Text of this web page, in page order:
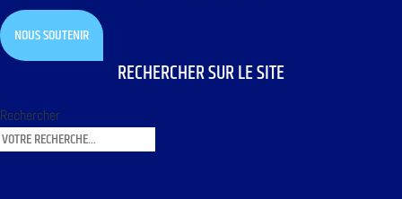
NOUS SOUTENIR
RECHERCHER SUR LE SITE
Rechercher